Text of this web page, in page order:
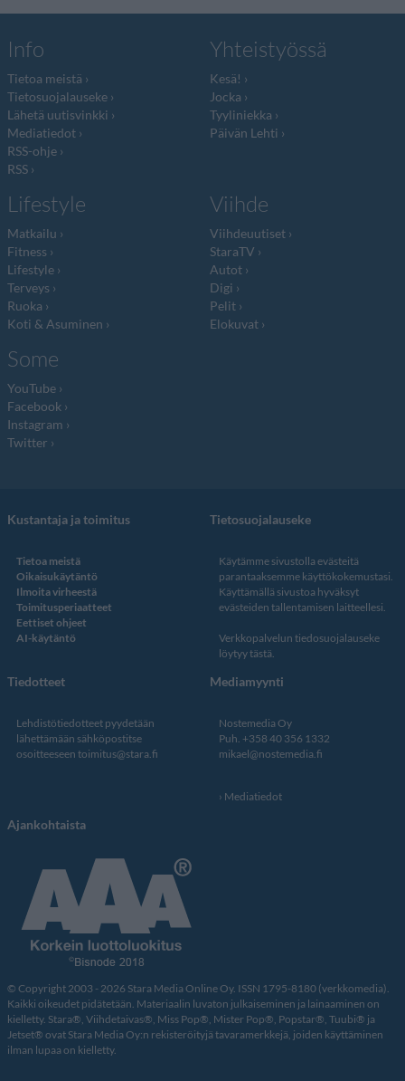
Info
Tietoa meistä
Tietosuojalauseke
Lähetä uutisvinkki
Mediatiedot
RSS-ohje
RSS
Yhteistyössä
Kesä!
Jocka
Tyyliniekka
Päivän Lehti
Lifestyle
Matkailu
Fitness
Lifestyle
Terveys
Ruoka
Koti & Asuminen
Viihde
Viihdeuutiset
StaraTV
Autot
Digi
Pelit
Elokuvat
Some
YouTube
Facebook
Instagram
Twitter
Kustantaja ja toimitus
Tietoa meistä
Oikaisukäytäntö
Ilmoita virheestä
Toimitusperiaatteet
Eettiset ohjeet
AI-käytäntö
Tietosuojalauseke
Käytämme sivustolla evästeitä
parantaaksemme käyttökokemustasi.
Käyttämällä sivustoa hyväksyt
evästeiden tallentamisen laitteellesi.
Verkkopalvelun tiedosuojalauseke
löytyy tästä.
Tiedotteet
Lehdistötiedotteet pyydetään
lähettämään sähköpostitse
osoitteeseen toimitus@stara.fi
Mediamyynti
Nostemedia Oy
Puh. +358 40 356 1332
mikael@nostemedia.fi
Mediatiedot
Ajankohtaista
© Copyright 2003 - 2026 Stara Media Online Oy. ISSN 1795-8180 (verkkomedia).
Kaikki oikeudet pidätetään. Materiaalin luvaton julkaiseminen ja lainaaminen on
kielletty. Stara®, Viihdetaivas®, Miss Pop®, Mister Pop®, Popstar®, Tuubi® ja
Jetset® ovat Stara Media Oy:n rekisteröityjä tavaramerkkejä, joiden käyttäminen
ilman lupaa on kielletty.